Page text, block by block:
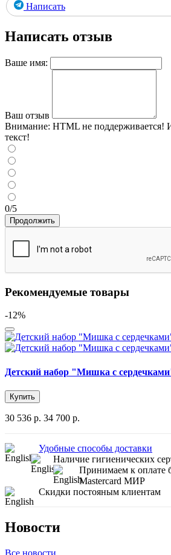
Написать
Написать отзыв
Ваше имя:
Ваш отзыв
Внимание: HTML не поддерживается!
текст!
0/5
Продолжить
Рекомендуемые товары
-12%
Детский набор "Мишка с
Купить
30 536 р. 34 700 р.
Удобные способы доставки
Наличие гигиенических
Принимаем к оплате
Mastercard МИР
Скидки постояным клиентам
Новости
Все новости